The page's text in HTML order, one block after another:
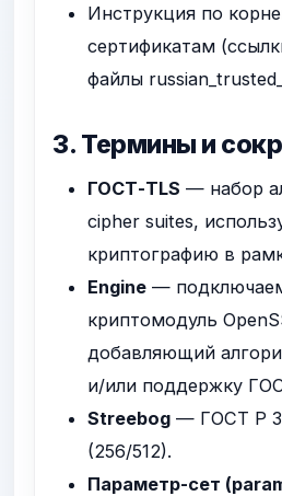
Инструкция по
сертификатам
файлы
3. Термины и
ГОСТ-TLS — набор
cipher suites,
криптографию в
Engine —
криптомодуль
добавляющий
и/или поддержку
Streebog — ГОСТ Р
(256/512).
Параметр-сет